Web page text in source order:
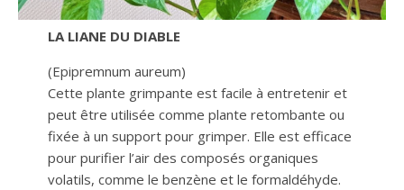
LA LIANE DU DIABLE
(Epipremnum aureum)
Cette plante grimpante est facile à entretenir et
peut être utilisée comme plante retombante ou
fixée à un support pour grimper. Elle est efficace
pour purifier l’air des composés organiques
volatils, comme le benzène et le formaldéhyde.